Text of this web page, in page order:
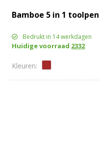
Bamboe 5 in 1 toolpen
Bedrukt in 14 werkdagen
Huidige voorraad 2332